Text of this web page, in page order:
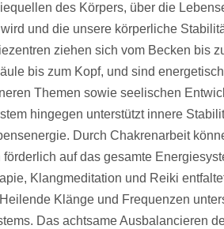
des Körpers, über die
und die unsere körperliche
ziehen sich vom Becken bis
bis zum Kopf, und sind
Themen sowie seelischen
hingegen unterstützt innere
Durch Chakrenarbeit
auf das gesamte
Klangmeditation und Reiki
Klänge und Frequenzen
Das achtsame Ausbalancieren